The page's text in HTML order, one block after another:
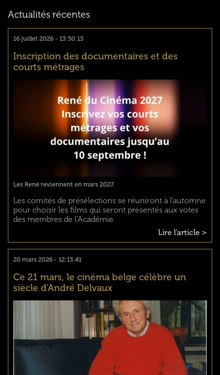
Actualités récentes
16 juillet 2026 - 13:50:15
Inscription des documentaires et des
courts métrages
Les René reviennent en mars 2027.
Les comités de présélections se réuniront à l'automne
pour choisir les films qui seront présentés aux votes
des membres de l'Académie
Lire l'article >
20 mars 2026 - 12:13:41
Ce 21 mars, le cinéma belge célèbre un
siècle d'André Delvaux